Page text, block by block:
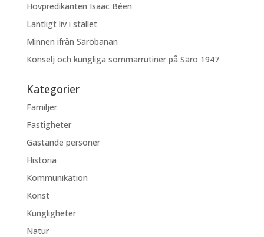
Hovpredikanten Isaac Béen
Lantligt liv i stallet
Minnen ifrån Säröbanan
Konselj och kungliga sommarrutiner på Särö 1947
Kategorier
Familjer
Fastigheter
Gästande personer
Historia
Kommunikation
Konst
Kungligheter
Natur